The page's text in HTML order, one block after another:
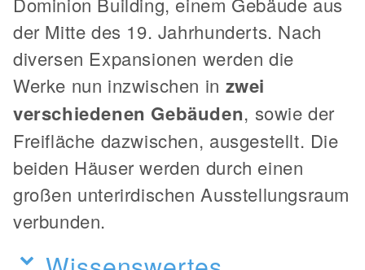
der Mitte des 19. Jahrhunderts. Nach
diversen Expansionen werden die
Werke nun inzwischen in zwei
verschiedenen Gebäuden, sowie der
Freifläche dazwischen, ausgestellt. Die
beiden Häuser werden durch einen
großen unterirdischen Ausstellungsraum
verbunden.